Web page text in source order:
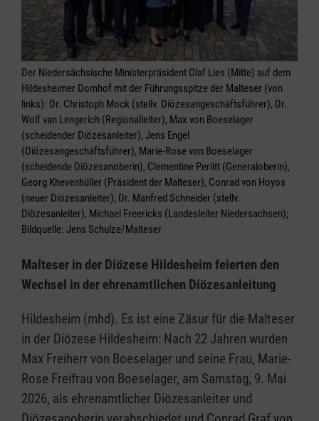
Der Niedersächsische Ministerpräsident Olaf Lies (Mitte) auf dem
Hildesheimer Domhof mit der Führungsspitze der Malteser (von
links): Dr. Christoph Mock (stellv. Diözesangeschäftsführer), Dr.
Wolf van Lengerich (Regionalleiter), Max von Boeselager
(scheidender Diözesanleiter), Jens Engel
(Diözesangeschäftsführer), Marie-Rose von Boeselager
(scheidende Diözesanoberin), Clementine Perlitt (Generaloberin),
Georg Khevenhüller (Präsident der Malteser), Conrad von Hoyos
(neuer Diözesanleiter), Dr. Manfred Schneider (stellv.
Diözesanleiter), Michael Freericks (Landesleiter Niedersachsen);
Bildquelle: Jens Schulze/Malteser
Malteser in der Diözese Hildesheim feierten den
Wechsel in der ehrenamtlichen Diözesanleitung
Hildesheim (mhd). Es ist eine Zäsur für die Malteser
in der Diözese Hildesheim: Nach 22 Jahren wurden
Max Freiherr von Boeselager und seine Frau, Marie-
Rose Freifrau von Boeselager, am Samstag, 9. Mai
2026, als ehrenamtlicher Diözesanleiter und